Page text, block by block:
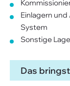
Einlagern
System
Sonstige
Das